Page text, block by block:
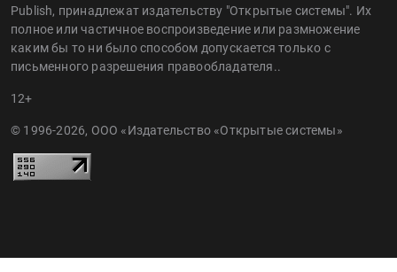
Publish, принадлежат издательству "Открытые системы". Их
полное или частичное воспроизведение или размножение
каким бы то ни было способом допускается только с
письменного разрешения правообладателя..
12+
© 1996-2026, ООО «Издательство «Открытые системы»